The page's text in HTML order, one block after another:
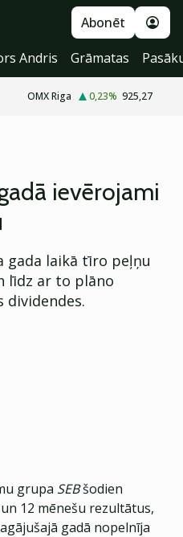
Abonēt
Andris Grāmatas
OMX Riga 0,23% 925,27
ievērojami
gada laikā tīro peļņu
līdz ar to plāno
dividendes.
grupa SEBšodien
12 mēnešu rezultātus,
gadā nopelnīja